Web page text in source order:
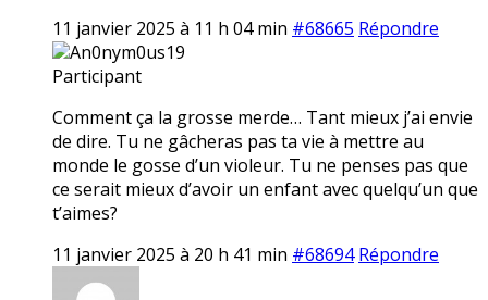
11 janvier 2025 à 11 h 04 min #68665 Répondre
An0nym0us19
Participant
Comment ça la grosse merde… Tant mieux j’ai envie
de dire. Tu ne gâcheras pas ta vie à mettre au
monde le gosse d’un violeur. Tu ne penses pas que
ce serait mieux d’avoir un enfant avec quelqu’un que
t’aimes?
11 janvier 2025 à 20 h 41 min #68694 Répondre